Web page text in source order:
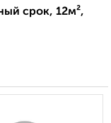
срок, 12м²,